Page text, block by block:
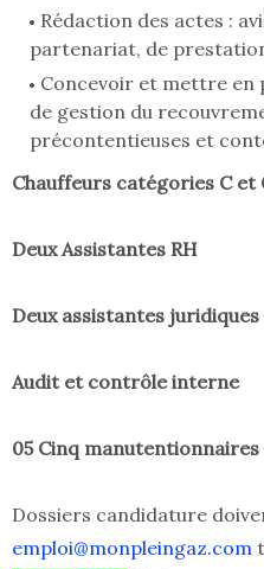
Rédaction des actes :
partenariat, de
Concevoir et mettre en
de gestion du
précontentieuses et
Chauffeurs catégories C et
Deux Assistantes RH
Deux assistantes juridiques
Audit et contrôle interne
05 Cinq
Dossiers candidature
emploi@monpleingaz.com